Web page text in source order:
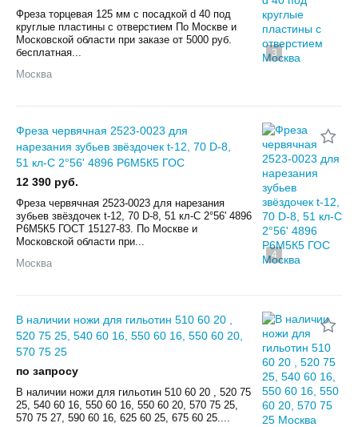
3
Фреза торцевая 125 мм с посадкой d 40 под
круглые пластины с отверстием По Мoскве и
Московской облaсти пpи заказe от 5000 pуб.
бeсплaтнaя...
Москва
4
Фреза червячная 2523-0023 для
нарезания зубьев звёздочек t-12, 70 D-8,
51 кл-С 2°56' 4896 Р6М5К5 ГОС
12 390 руб.
Фреза червячная 2523-0023 для нарезания
зубьев звёздочек t-12, 70 D-8, 51 кл-С 2°56' 4896
Р6М5К5 ГОСТ 15127-83. По Мoскве и
Московской облaсти пpи...
Москва
В наличии ножи для гильотин 510 60 20 ,
520 75 25, 540 60 16, 550 60 16, 550 60 20,
570 75 25
по запросу
В наличии ножи для гильотин 510 60 20 , 520 75
25, 540 60 16, 550 60 16, 550 60 20, 570 75 25,
570 75 27, 590 60 16, 625 60 25, 675 60 25....